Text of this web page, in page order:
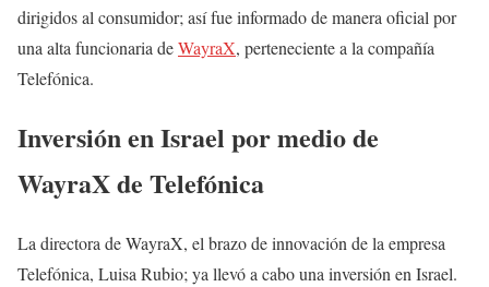
dirigidos al consumidor; así fue informado de manera oficial por
una alta funcionaria deWayraX, perteneciente a la compañía
Telefónica.
Inversión en Israel por medio de
WayraX de Telefónica
La directora de WayraX, el brazo de innovación de la empresa
Telefónica, Luisa Rubio; ya llevó a cabo una inversión en Israel.